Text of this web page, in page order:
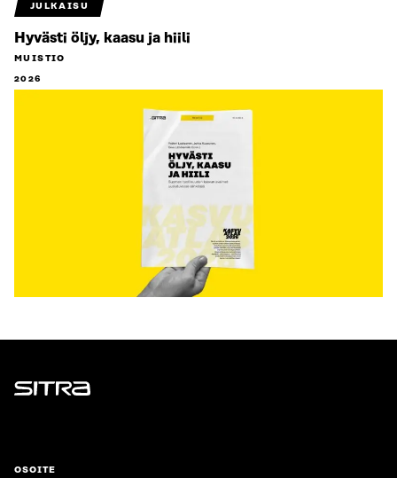
JULKAISU
Hyvästi öljy, kaasu ja hiili
MUISTIO
2026
Sitra
OSOITE